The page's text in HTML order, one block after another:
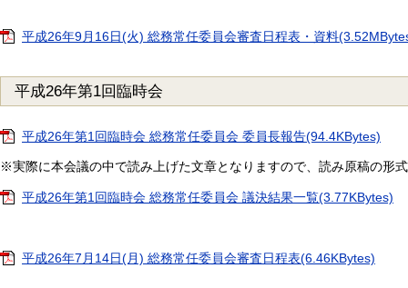
平成26年9月16日(火) 総務常任委員会審査日程表・資料
平成26年第1回臨時会
平成26年第1回臨時会 総務常任委員会 委員長報告(94.4KBytes)
※実際に本会議の中で読み上げた文章となりますので、読み原稿の形
平成26年第1回臨時会 総務常任委員会 議決結果一覧(3.77KBytes)
平成26年7月14日(月) 総務常任委員会審査日程表(6.46KBytes)